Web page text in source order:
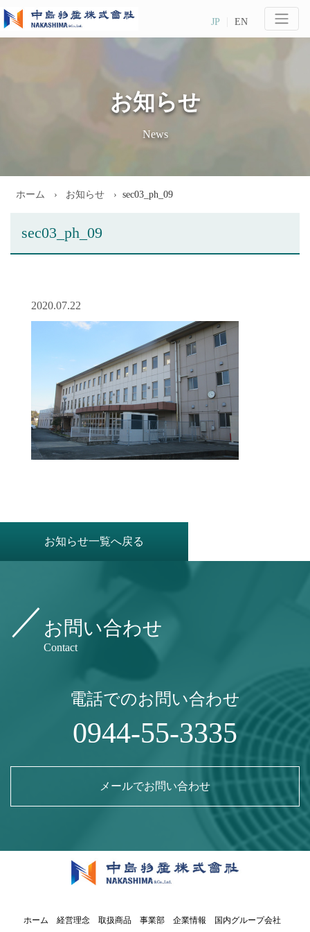
EN
JP
お知らせ
News
ホーム お知らせ sec03_ph_09
sec03_ph_09
2020.07.22
お知らせ一覧へ戻る
お問い合わせ
Contact
電話でのお問い合わせ
0944-55-3335
メールでお問い合わせ
ホーム 経営理念 取扱商品 事業部 企業情報 国内グループ会社